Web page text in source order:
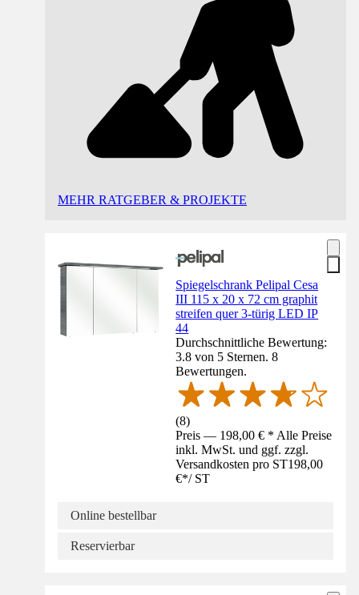
MEHR RATGEBER & PROJEKTE
Spiegelschrank Pelipal Cesa
III 115 x 20 x 72 cm graphit
streifen quer 3-türig LED IP
44
Durchschnittliche Bewertung:
3.8 von 5 Sternen. 8
Bewertungen.
(8)
Preis — 198,00 € * Alle Preise
inkl. MwSt. und ggf. zzgl.
Versandkosten pro ST198,00
€*/ ST
Online bestellbar
Reservierbar